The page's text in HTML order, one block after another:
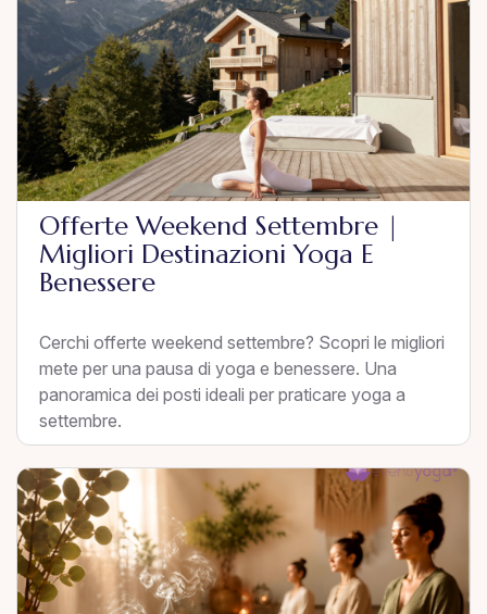
Offerte Weekend Settembre |
Migliori Destinazioni Yoga E
Benessere
Cerchi offerte weekend settembre? Scopri le migliori
mete per una pausa di yoga e benessere. Una
panoramica dei posti ideali per praticare yoga a
settembre.